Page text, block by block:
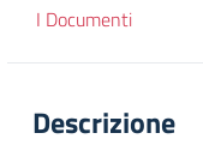
I Documenti
Descrizione